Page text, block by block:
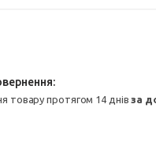
товару протягом 14 днівза